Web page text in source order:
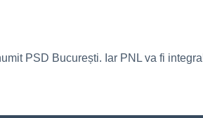
PSD București. Iar PNL va fi integral